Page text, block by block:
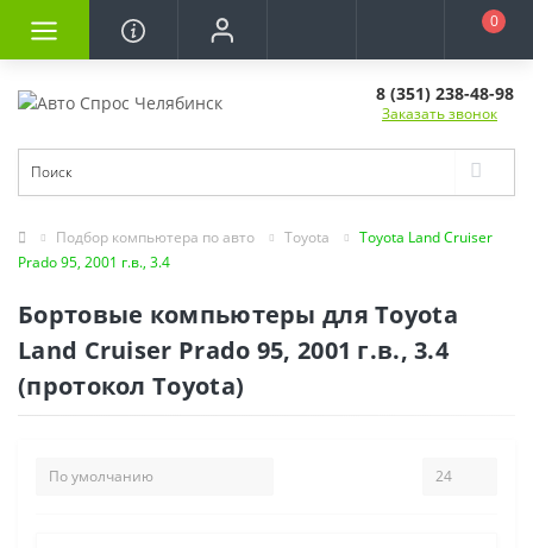
0
8 (351) 238-48-98
Заказать звонок
Подбор компьютера по авто Toyota
Toyota Land Cruiser
Prado 95, 2001 г.в., 3.4
Бортовые компьютеры для Toyota
Land Cruiser Prado 95, 2001 г.в., 3.4
(протокол Toyota)